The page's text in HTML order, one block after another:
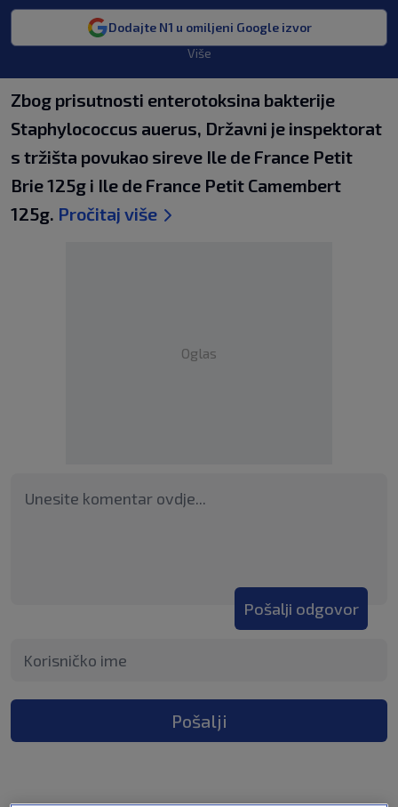
Dodajte N1 u omiljeni Google izvor
Više
Zbog prisutnosti enterotoksina bakterije
Staphylococcus auerus, Državni je inspektorat
s tržišta povukao sireve Ile de France Petit
Brie 125g i Ile de France Petit Camembert
125g. Pročitaj više
Oglas
Pošalji odgovor
Pošalji